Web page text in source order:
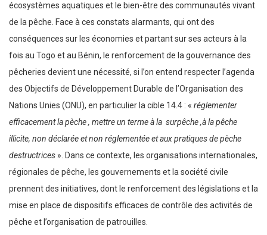
écosystèmes aquatiques et le bien-être des communautés vivant
de la pêche. Face à ces constats alarmants, qui ont des
conséquences sur les économies et partant sur ses acteurs à la
fois au Togo et au Bénin, le renforcement de la gouvernance des
pêcheries devient une nécessité, si l’on entend respecter l’agenda
des Objectifs de Développement Durable de l’Organisation des
Nations Unies (ONU), en particulier la cible 14.4 : « réglementer
efficacement la pèche , mettre un terme à la surpêche ,à la pêche
illicite, non déclarée et non réglementée et aux pratiques de pèche
destructrices ». Dans ce contexte, les organisations internationales,
régionales de pêche, les gouvernements et la société civile
prennent des initiatives, dont le renforcement des législations et la
mise en place de dispositifs efficaces de contrôle des activités de
pêche et l’organisation de patrouilles.